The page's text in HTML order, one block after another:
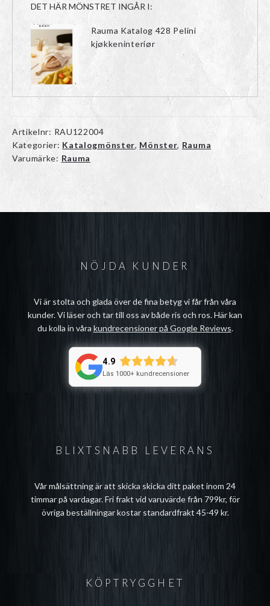
DET HÄR MÖNSTRET INGÅR I:
Rauma Katalog 428 Pelini
kjøkkeninteriør
Artikelnr: RAU122004
Kategorier: Katalogmönster, Mönster, Rauma
Varumärke: Rauma
BLIXTSNABB LEVERANS
Vår målsättning är att skicka skicka ditt paket inom 24
timmar på vardagar. Fri frakt vid varuvärde från 799kr, för
övriga beställningar kostar standardfrakt 45-49 kr.
NÖJDA KUNDER
Vi är stolta och glada över de fina betyg vi får från våra
kunder. Vi läser och tar till oss av både ris och ros. Här kan
du kolla in våra kundrecensioner på Google Reviews.
4.9
Läs 1000+ kundrecensioner
KÖPTRYGGHET